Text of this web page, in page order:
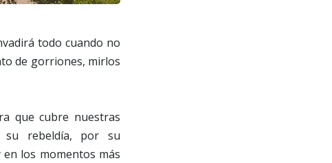
todo cuando no
de gorriones, mirlos
que cubre nuestras
su rebeldía, por su
los momentos más